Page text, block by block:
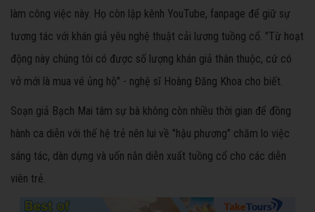
làm công việc này. Họ còn lập kênh YouTube, fanpage để giữ sự
tương tác với khán giả yêu nghệ thuật cải lương tuồng cổ. "Từ hoạt
động này chúng tôi có được số lượng khán giả thân thuộc, cứ có
vở mới là mua vé ủng hộ" - nghệ sĩ Hoàng Đăng Khoa cho biết.
Soạn giả Bạch Mai tâm sự bà không còn nhiều thời gian để đồng
hành ca diễn với thế hệ trẻ nên lui về "hậu phương" chăm lo việc
sáng tác, dàn dựng và uốn nắn diễn xuất tuồng cổ cho các diễn
viên trẻ.